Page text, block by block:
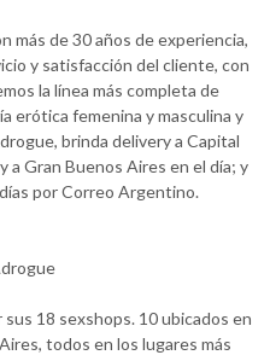
más de 30 años de experiencia,
y satisfacción del cliente, con
la línea más completa de
erótica femenina y masculina y
brinda delivery a Capital
a Gran Buenos Aires en el día; y
por Correo Argentino.
18 sexshops. 10 ubicados en
todos en los lugares más